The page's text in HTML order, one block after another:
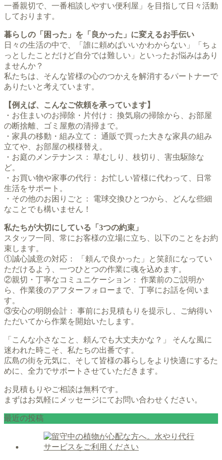
一番親切で、一番相談しやすい便利屋」を目指して日々活動
しております。
暮らしの「困った」を「良かった」に変えるお手伝い
日々の生活の中で、「誰に頼めばいいかわからない」「ちょ
っとしたことだけど自分では難しい」といったお悩みはあり
ませんか？
私たちは、そんな皆様の心のつかえを解消するパートナーで
ありたいと考えています。
【例えば、こんなご依頼を承っています】
・お住まいのお掃除・片付け： 換気扇の掃除から、お部屋
の断捨離、ゴミ屋敷の清掃まで。
・家具の移動・組み立て： 通販で買った大きな家具の組み
立てや、お部屋の模様替え。
・お庭のメンテナンス： 草むしり、枝切り、害虫駆除な
ど。
・お買い物や家事の代行： お忙しい皆様に代わって、日常
生活をサポート。
・その他のお困りごと： 電球交換ひとつから、どんな些細
なことでも構いません！
私たちが大切にしている「3つの約束」
スタッフ一同、常にお客様の立場に立ち、以下のことをお約
束します。
①誠心誠意の対応： 「頼んで良かった」と笑顔になってい
ただけるよう、一つひとつの作業に魂を込めます。
②親切・丁寧なコミュニケーション： 作業前のご説明か
ら、作業後のアフターフォローまで、丁寧にお話を伺いま
す。
③安心の明朗会計： 事前にお見積もりを提示し、ご納得い
ただいてから作業を開始いたします。
「こんな小さなこと、頼んでも大丈夫かな？」 そんな風に
迷われた時こそ、私たちの出番です。
広島の街を元気に、そして皆様の暮らしをより快適にするた
めに、全力でサポートさせていただきます。
お見積もりやご相談は無料です。
まずはお気軽にメッセージにてお問い合わせください。
最近の投稿